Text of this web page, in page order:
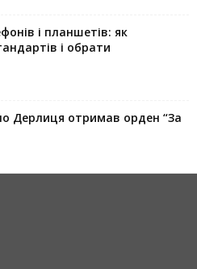
і планшетів: як
і обрати
Дерлиця отримав орден “За